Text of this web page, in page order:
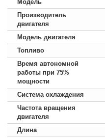
Модель
Производитель
двигателя
Модель двигателя
Топливо
Время автономной
работы при 75%
мощности
Система охлаждения
Частота вращения
двигателя
Длина